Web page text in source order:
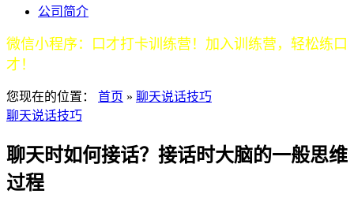
公司简介
微信小程序：口才打卡训练营！加入训练营，轻松练口
才！
您现在的位置： 首页 » 聊天说话技巧
聊天说话技巧
聊天时如何接话？接话时大脑的一般思维
过程